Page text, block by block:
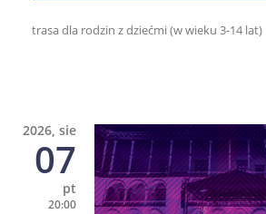
trasa dla rodzin z dziećmi (w wieku 3-14 lat)
2026, sie
07
pt
20:00